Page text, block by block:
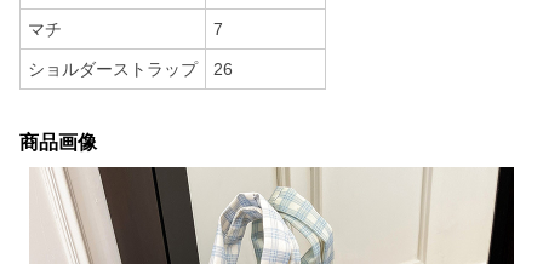
マチ 7
ショルダーストラップ 26
商品画像